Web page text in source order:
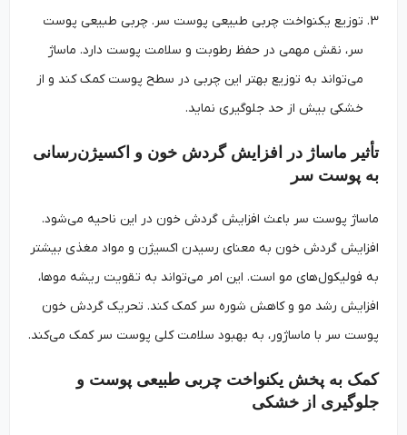
توزیع یکنواخت چربی طبیعی پوست سر. چربی طبیعی پوست
سر، نقش مهمی در حفظ رطوبت و سلامت پوست دارد. ماساژ
می‌تواند به توزیع بهتر این چربی در سطح پوست کمک کند و از
خشکی بیش از حد جلوگیری نماید.
تأثیر ماساژ در افزایش گردش خون و اکسیژن‌رسانی
به پوست سر
ماساژ پوست سر باعث افزایش گردش خون در این ناحیه می‌شود.
افزایش گردش خون به معنای رسیدن اکسیژن و مواد مغذی بیشتر
به فولیکول‌های مو است. این امر می‌تواند به تقویت ریشه موها،
افزایش رشد مو و کاهش شوره سر کمک کند. تحریک گردش خون
پوست سر با ماساژور، به بهبود سلامت کلی پوست سر کمک می‌کند.
کمک به پخش یکنواخت چربی طبیعی پوست و
جلوگیری از خشکی